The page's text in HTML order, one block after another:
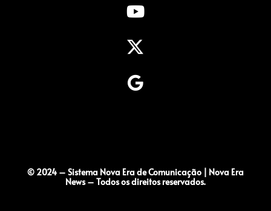
© 2024 – Sistema Nova Era de Comunicação | Nova Era
News – Todos os direitos reservados.